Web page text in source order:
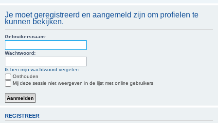
Je moet geregistreerd en aangemeld zijn om profielen te
kunnen bekijken.
Gebruikersnaam:
Wachtwoord:
Ik ben mijn wachtwoord vergeten
Onthouden
Mij deze sessie niet weergeven in de lijst met online gebruikers
REGISTREER